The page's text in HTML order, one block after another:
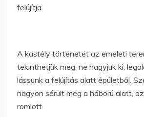
felújítja.
A kastély történetét az emeleti
tekinthetjük meg, ne hagyjuk ki,
lássunk a felújítás alatt épületből.
nagyon sérült meg a háború alatt,
romlott.